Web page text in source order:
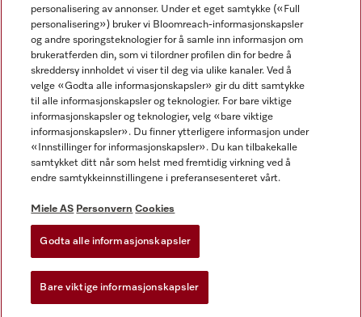
Miele AS
Vilkår og betingelser
Vilkår for bruk
Miele tilgjengelighetserklæring
Miele på Facebook
Miele på Youtube
Miele på Instagram
personalisering av annonser. Under et eget samtykke («Full
personalisering») bruker vi Bloomreach-informasjonskapsler
og andre sporingsteknologier for å samle inn informasjon om
brukeratferden din, som vi tilordner profilen din for bedre å
skreddersy innholdet vi viser til deg via ulike kanaler. Ved å
velge «Godta alle informasjonskapsler» gir du ditt samtykke
til alle informasjonskapsler og teknologier. For bare viktige
informasjonskapsler og teknologier, velg «bare viktige
informasjonskapsler». Du finner ytterligere informasjon under
«Innstillinger for informasjonskapsler». Du kan tilbakekalle
samtykket ditt når som helst med fremtidig virkning ved å
endre samtykkeinnstillingene i preferansesenteret vårt.
Miele AS Personvern Cookies
Godta alle informasjonskapsler
Bare viktige informasjonskapsler